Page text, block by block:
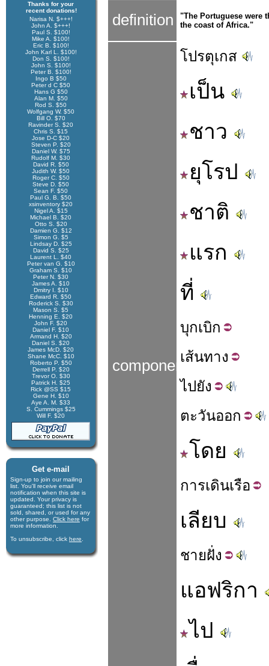
Thanks for your
recent donations!
Narisa N. $+++!
John A. $+++!
Paul S. $100!
Mike A. $100!
Eric B. $100!
John Karl L. $100!
Don S. $100!
John S. $100!
Peter B. $100!
Ingo B $50
Peter d C $50
Hans G $50
Alan M. $50
Rod S. $50
Wolfgang W. $50
Bill O. $70
Ravinder S. $20
Chris S. $15
Jose D-C $20
Steven P. $20
Daniel W. $75
Rudolf M. $30
David R. $50
Judith W. $50
Roger C. $50
Steve D. $50
Sean F. $50
Paul G. B. $50
xsinventory $20
Nigel A. $15
Michael B. $20
Otto S. $20
Damien G. $12
Simon G. $5
Lindsay D. $25
David S. $25
Laurent L. $40
Peter van G. $10
Graham S. $10
Peter N. $30
James A. $10
Dmitry I. $10
Edward R. $50
Roderick S. $30
Mason S. $5
Henning E. $20
John F. $20
Daniel F. $10
Armand H. $20
Daniel S. $20
James McD. $20
Shane McC. $10
Roberto P. $50
Derrell P. $20
Trevor O. $30
Patrick H. $25
Rick @SS $15
Gene H. $10
Aye A. M. $33
S. Cummings $25
Will F. $20
Get e-mail
Sign-up to join our mail­ing
list. You'll receive e­mail
notification when this site is
updated. Your privacy is
guaran­teed; this list is not
sold, shared, or used for any
other purpose. Click here for
more infor­mation.
To unsubscribe, click here
definition
"The Portuguese were
the coast of Africa."
components
โปรตุเกส
เป็น
ชาว
ยุโรป
ชาติ
แรก
ที่
บุกเบิก
เส้นทาง
ไปยัง
ตะวันออก
โดย
การเดินเรือ
เลียบ
ชายฝั่ง
แอฟริกา
ไป